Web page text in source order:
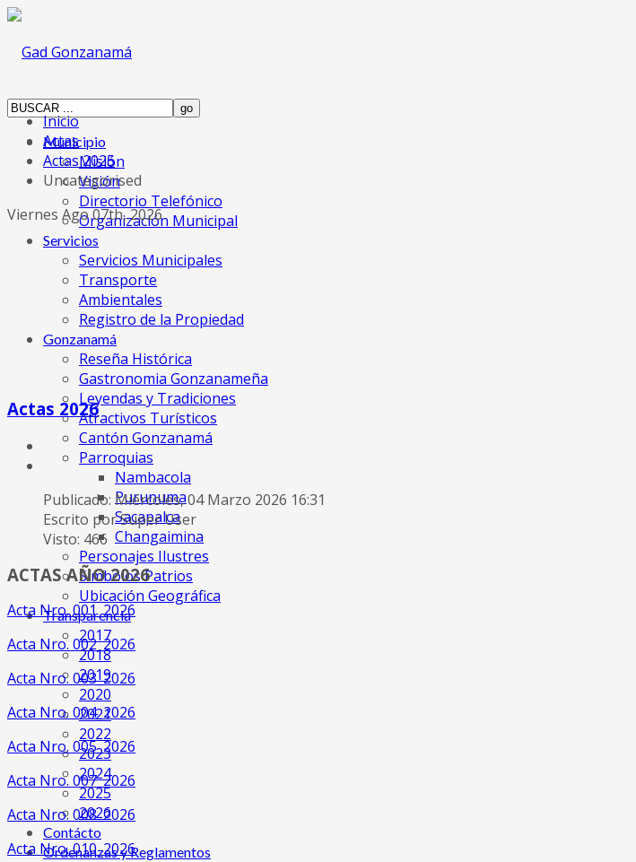
Municipio
Misión
Visión
Directorio Telefónico
Organización Municipal
Servicios
Servicios Municipales
Transporte
Ambientales
Registro de la Propiedad
Gonzanamá
Reseña Histórica
Gastronomia Gonzanameña
Leyendas y Tradiciones
Atractivos Turísticos
Cantón Gonzanamá
Parroquias
Nambacola
Purunuma
Sacapalca
Changaimina
Personajes Ilustres
Símbolos Patrios
Ubicación Geográfica
Transparencia
2017
2018
2019
2020
2021
2022
2023
2024
2025
2026
Contácto
Ordenanzas y Reglamentos
Inicio
Actas
Actas 2025
Uncategorised
Viernes Ago 07th, 2026
Actas 2026
Publicado: Miércoles, 04 Marzo 2026 16:31
Escrito por Super User
Visto: 466
ACTAS AÑO 2026
Acta Nro. 001_2026
Acta Nro. 002_2026
Acta Nro. 003_2026
Acta Nro. 004_2026
Acta Nro. 005_2026
Acta Nro. 007_2026
Acta Nro. 008_2026
Acta Nro. 010_2026